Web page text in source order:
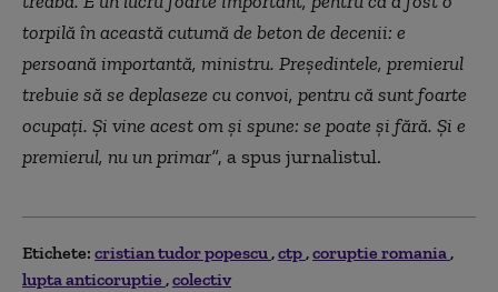
torpilă în această cutumă de beton de decenii: e
persoană importantă, ministru. Preşedintele, premierul
trebuie să se deplaseze cu convoi, pentru că sunt foarte
ocupați. Și vine acest om și spune: se poate și fără. Și e
premierul, nu un primar”, a spus jurnalistul.
Etichete: cristian tudor popescu ctp coruptie romania
lupta anticoruptie colectiv